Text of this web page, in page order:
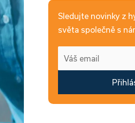
Sledujte novinky z
světa společně s